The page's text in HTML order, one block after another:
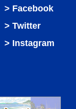
Facebook
Twitter
Instagram